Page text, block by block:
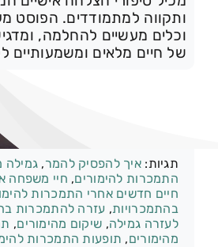
צור קשר
ותקווה למתמודדים. הפוסט
וכלים מעשיים להחלמה,
של חיים מלאים ומשמעותיים
תגיות: איך להפסיק להמר, גמילה
התמכרות להימורים, חיי משפחה
חיים חדשים אחרי התמכרות
בהתמכרויות, עזרה להתמכרות
לעזרה גמילה, שיקום מהימורים,
מהימורים, תופעות התמכרות